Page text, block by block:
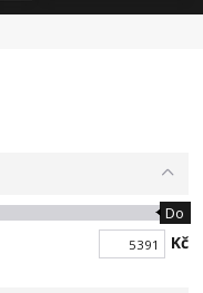
Do
Kč